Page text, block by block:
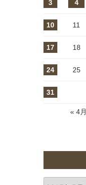
3 4
10 11
17 18
24 25
31
« 4月